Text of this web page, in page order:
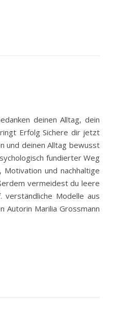
deinen Alltag, dein
Erfolg Sichere dir jetzt
und deinen Alltag bewusst
fundierter Weg
und nachhaltige
vermeidest du leere
Modelle aus
Autorin Marilia Grossmann